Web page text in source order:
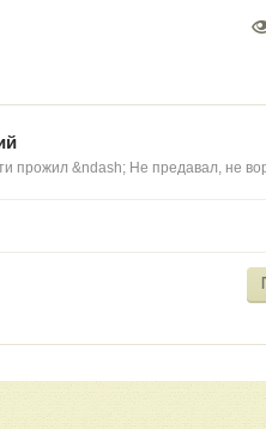
прожил &ndash; Не предавал, не